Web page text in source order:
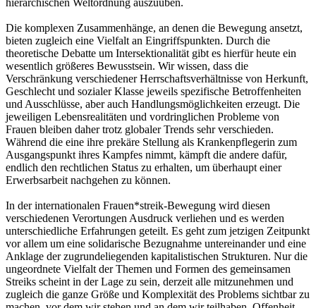
Die komplexen Zusammenhänge, an denen die Bewegung ansetzt,
bieten zugleich eine Vielfalt an Eingriffspunkten. Durch die
theoretische Debatte um Intersektionalität gibt es hierfür heute ein
wesentlich größeres Bewusstsein. Wir wissen, dass die
Verschränkung verschiedener Herrschaftsverhältnisse von Herkunft,
Geschlecht und sozialer Klasse jeweils spezifische Betroffenheiten
und Ausschlüsse, aber auch Handlungsmöglichkeiten erzeugt. Die
jeweiligen Lebensrealitäten und vordringlichen Probleme von
Frauen bleiben daher trotz globaler Trends sehr verschieden.
Während die eine ihre prekäre Stellung als Krankenpflegerin zum
Ausgangspunkt ihres Kampfes nimmt, kämpft die andere dafür,
endlich den rechtlichen Status zu erhalten, um überhaupt einer
Erwerbsarbeit nachgehen zu können.
In der internationalen Frauen*streik-Bewegung wird diesen
verschiedenen Verortungen Ausdruck verliehen und es werden
unterschiedliche Erfahrungen geteilt. Es geht zum jetzigen Zeitpunkt
vor allem um eine solidarische Bezugnahme untereinander und eine
Anklage der zugrundeliegenden kapitalistischen Strukturen. Nur die
ungeordnete Vielfalt der Themen und Formen des gemeinsamen
Streiks scheint in der Lage zu sein, derzeit alle mitzunehmen und
zugleich die ganze Größe und Komplexität des Problems sichtbar zu